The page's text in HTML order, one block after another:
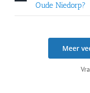
Oude Niedorp?
Meer